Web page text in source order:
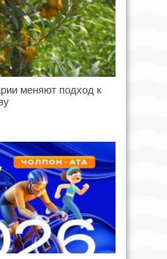
меняют подход к